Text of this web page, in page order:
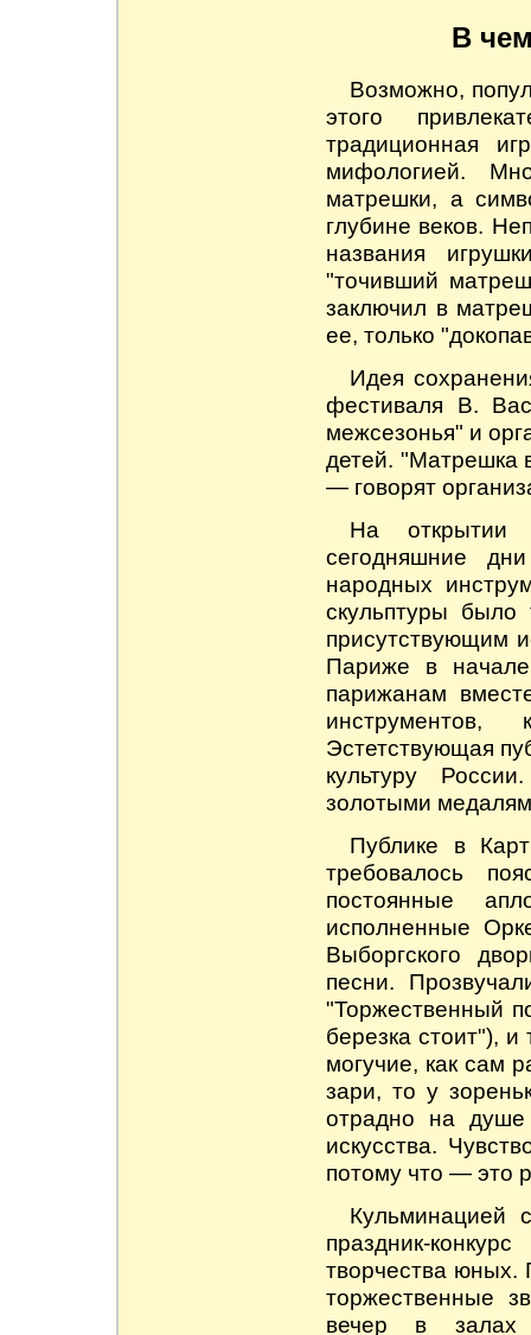
В
Возможно,
этого
традиционная
мифологией.
матрешки, а
глубине веков.
названия
"точивший
заключил в
ее, только
Идея
фестиваля В.
межсезонья" и
детей. "Матрешка
— говорят
На открытии
сегодняшние
народных
скульптуры
присутствующим
Париже в начале
парижанам
Эстетствующая
культуру
золотыми
Публике в
требовалось
постоянные
исполненные
Выборгского
песни.
"Торжественный
березка стоит"),
могучие, как сам
зари, то у
отрадно на душе
искусства.
потому что — это
Кульминацией
праздник-
творчества юных.
торжественные
вечер в залах